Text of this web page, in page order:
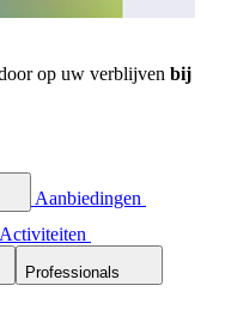
op uw verblijven bij
Aanbiedingen
Activiteiten
Professionals